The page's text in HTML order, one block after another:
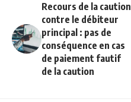
Recours de la caution
contre le débiteur
principal : pas de
conséquence en cas
de paiement fautif
de la caution